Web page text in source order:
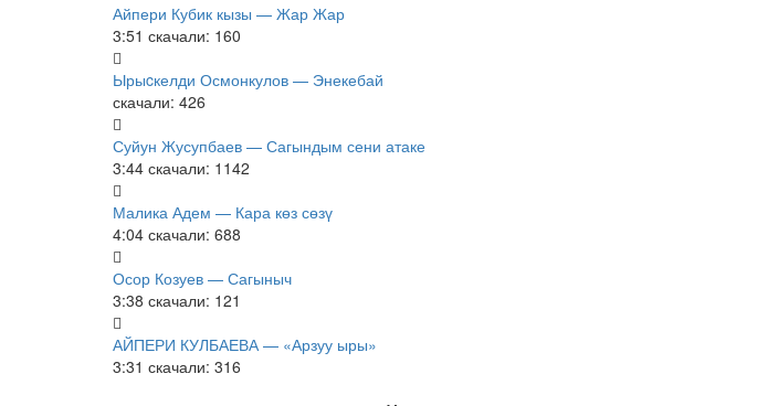
Айпери Кубик кызы — Жар Жар
3:51 скачали: 160
Ырыcкелди Осмонкулов — Энекебай
скачали: 426
Суйун Жусупбаев — Сагындым сени атаке
3:44 скачали: 1142
Малика Адем — Кара көз сөзү
4:04 скачали: 688
Осор Козуев — Сагыныч
3:38 скачали: 121
АЙПЕРИ КУЛБАЕВА — «Арзуу ыры»
3:31 скачали: 316